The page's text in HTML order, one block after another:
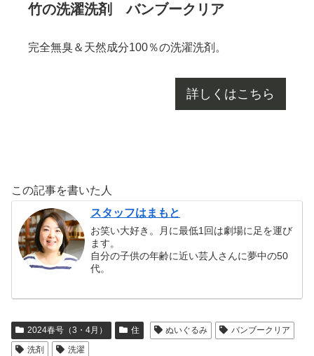
竹の洗濯洗剤 バンブークリア
完全無臭＆天然成分100％の洗濯洗剤。
詳しくはこちら
この記事を書いた人
スタッフはまもと
お笑い大好き。月に最低1回は劇場に足を運び
ます。
自分の子供の年齢に近い芸人さんに夢中の50
代。
2024春号（3・4月） 住 ぬいぐるみ
バンブークリア
洗剤
洗濯